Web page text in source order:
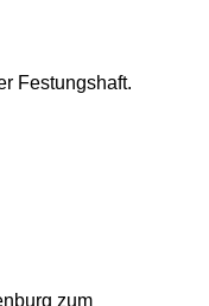
Festungshaft.
zum